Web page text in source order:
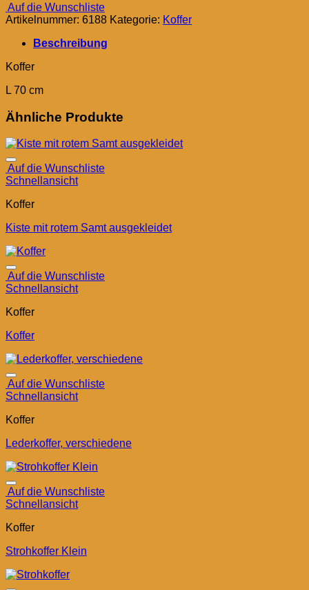
Auf die Wunschliste
Artikelnummer: 6188 Kategorie: Koffer
Beschreibung
Koffer
L 70 cm
Ähnliche Produkte
Auf die Wunschliste
Schnellansicht
Koffer
Kiste mit rotem Samt ausgekleidet
Auf die Wunschliste
Schnellansicht
Koffer
Koffer
Auf die Wunschliste
Schnellansicht
Koffer
Lederkoffer, verschiedene
Auf die Wunschliste
Schnellansicht
Koffer
Strohkoffer Klein